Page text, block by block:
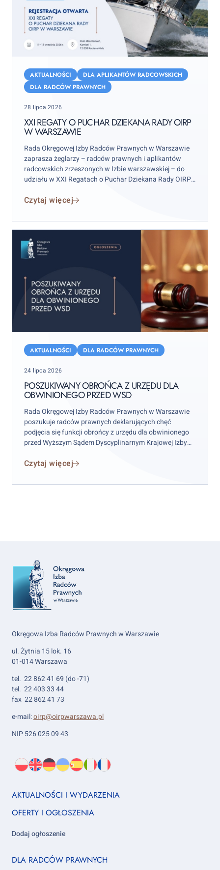
Regaty
Dziekana
Rady
OIRP
Warszawie
AKTUALNOŚCI
DLA APLIKANTÓW RADCOWSKICH
DLA RADCÓW PRAWNYCH
Posted
28 lipca 2026
XXI REGATY O PUCHAR DZIEKANA RADY OIRP
W WARSZAWIE
Rada Okręgowej Izby Radców Prawnych w Warszawie
zaprasza żeglarzy – radców prawnych i aplikantów
radcowskich zrzeszonych w Izbie warszawskiej – do
udziału w XXI Regatach o Puchar Dziekana Rady OIRP
września 2026 r. (sobota–niedziela), przy czym
Czytaj więcej
obrońca
urzędu
obwinionego
przed
WSD
AKTUALNOŚCI DLA RADCÓW PRAWNYCH
Posted
24 lipca 2026
POSZUKIWANY OBROŃCA Z URZĘDU DLA
OBWINIONEGO PRZED WSD
Rada Okręgowej Izby Radców Prawnych w Warszawie
poszukuje radców prawnych deklarujących chęć
podjęcia się funkcji obrońcy z urzędu dla obwinionego
przed Wyższym Sądem Dyscyplinarnym Krajowej Izby
imieniu obwinionego kasacji do Sądu Najwyższego.
Czytaj więcej
Okręgowa Izba Radców Prawnych w Warszawie
ul. Żytnia 15 lok. 16
01-014 Warszawa
tel. 22 862 41 69 (do -71)
tel. 22 403 33 44
fax 22 862 41 73
e-mail:oirp@oirpwarszawa.pl
NIP 526 025 09 43
Wybierz
język:
PL
O
EN
About
DE
About
UK
About
ES
About
IT
About
FR
About
Footer
1
AKTUALNOŚCI I WYDARZENIA
OFERTY I OGŁOSZENIA
Dodaj ogłoszenie
Footer
DLA RADCÓW PRAWNYCH